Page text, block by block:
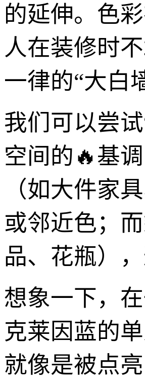
的延伸。色
人在装修时
一律的“大白
我们可以尝
空间的🔥基
（如大件家
或邻近色；
品、花瓶）
想象一下，
克莱因蓝的
就像是被点